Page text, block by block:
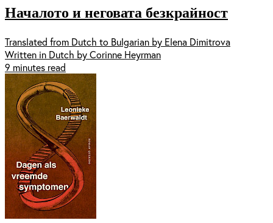
Началото и неговата безкрайност
Translated from Dutch to Bulgarian by Elena Dimitrova
Written in Dutch by Corinne Heyrman
9 minutes read